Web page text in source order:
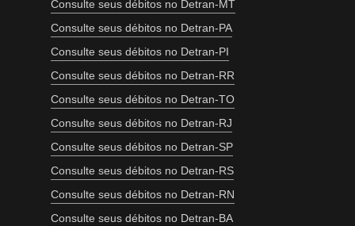
Consulte seus débitos no Detran-MT
Consulte seus débitos no Detran-PA
Consulte seus débitos no Detran-PI
Consulte seus débitos no Detran-RR
Consulte seus débitos no Detran-TO
Consulte seus débitos no Detran-RJ
Consulte seus débitos no Detran-SP
Consulte seus débitos no Detran-RS
Consulte seus débitos no Detran-RN
Consulte seus débitos no Detran-BA